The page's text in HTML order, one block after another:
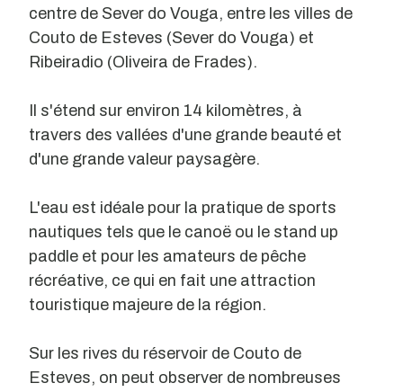
centre de Sever do Vouga, entre les villes de
Couto de Esteves (Sever do Vouga) et
Ribeiradio (Oliveira de Frades).
Il s'étend sur environ 14 kilomètres, à
travers des vallées d'une grande beauté et
d'une grande valeur paysagère.
L'eau est idéale pour la pratique de sports
nautiques tels que le canoë ou le stand up
paddle et pour les amateurs de pêche
récréative, ce qui en fait une attraction
touristique majeure de la région.
Sur les rives du réservoir de Couto de
Esteves, on peut observer de nombreuses